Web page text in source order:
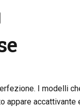
I modelli
appare